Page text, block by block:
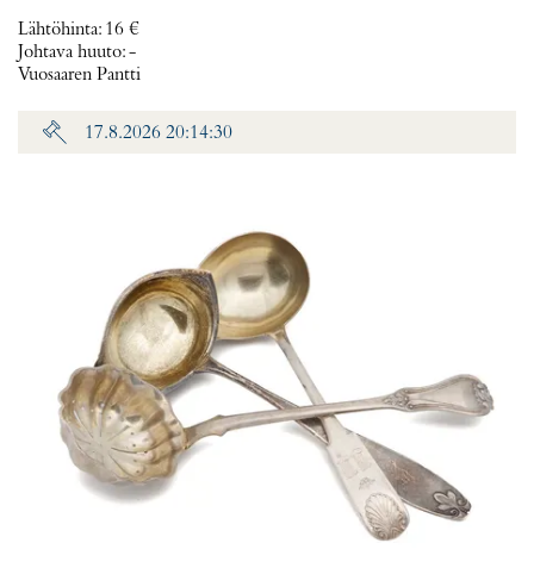
Lähtöhinta: 16 €
Johtava huuto:-
Vuosaaren Pantti
17.8.2026 20:14:30